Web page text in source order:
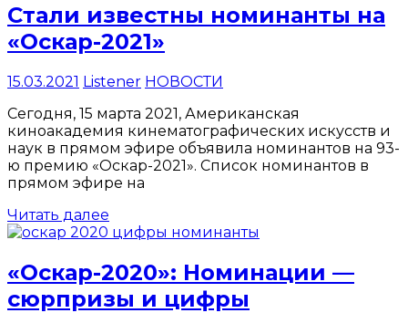
Стали известны номинанты на
«Оскар-2021»
15.03.2021 Listener НОВОСТИ
Сегодня, 15 марта 2021, Американская
киноакадемия кинематографических искусств и
наук в прямом эфире объявила номинантов на 93-
ю премию «Оскар-2021». Список номинантов в
прямом эфире на
Читать далее
«Оскар-2020»: Номинации —
сюрпризы и цифры